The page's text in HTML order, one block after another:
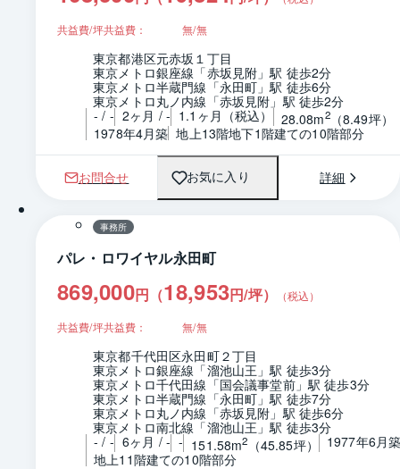
共益費/坪共益費： 無/無
東京都港区元赤坂１丁目
東京メトロ銀座線「赤坂見附」駅 徒歩2分
東京メトロ半蔵門線「永田町」駅 徒歩6分
東京メトロ丸ノ内線「赤坂見附」駅 徒歩2分
- / - 2ヶ月 / - 1.1ヶ月（税込） 28.08m2（8.49坪）
1978年4月築 地上13階地下1階建ての10階部分
お問合せ お気に入り 詳細
1 / 0 間取り
事務所
パレ・ロワイヤル永田町
869,000円（18,953円/坪） （税込）
共益費/坪共益費： 無/無
東京都千代田区永田町２丁目
東京メトロ銀座線「溜池山王」駅 徒歩3分
東京メトロ千代田線「国会議事堂前」駅 徒歩3分
東京メトロ半蔵門線「永田町」駅 徒歩7分
東京メトロ丸ノ内線「赤坂見附」駅 徒歩6分
東京メトロ南北線「溜池山王」駅 徒歩3分
- / - 6ヶ月 / - - 151.58m2 （45.85坪）
1977年6月
地上11階建ての10階部分